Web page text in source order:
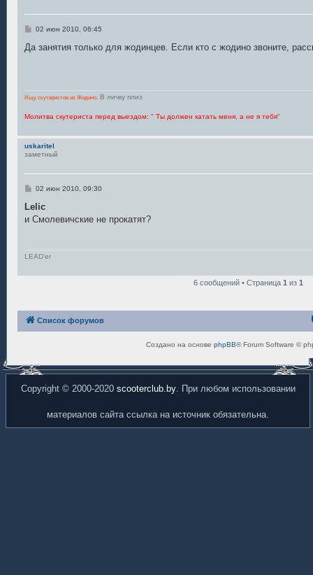
С
о
е
02 июн 2010, 06:45
Да занятия только для жодинцев. Если кто с жодино звоните,
Ищу скутеристов из Жодино. В личку плиз
Молитва скутериста перед выездом: " Ты должен катать меня, а не я тебя"
uskaritel
заметный
С
о
щ
е
02 июн 2010, 09:30
Lelic
и Смолевичские не прокатят?
LEAD'er
6 сообщений • Страница 1 из 1
Список форумов
Создано на основе phpBB® Forum Software ©
Copyright © 2000-2020 scooterclub.by. При любом использовании
материалов сайта ссылка на источник обязательна.